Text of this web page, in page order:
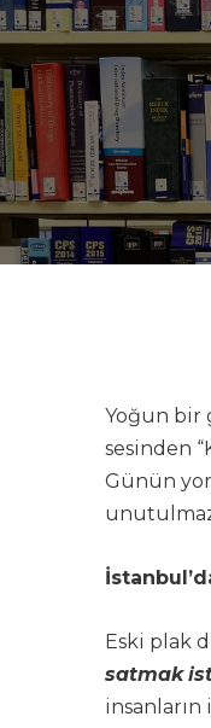
Yoğun bir
sesinden
Günün
Eski plak
satmak